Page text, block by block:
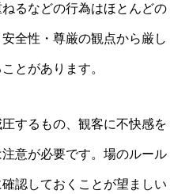
るなどの行為はほとんどの
全性・尊厳の観点から厳し
とがあります。
するもの、観客に不快感を
意が必要です。場のルール
認しておくことが望ましい